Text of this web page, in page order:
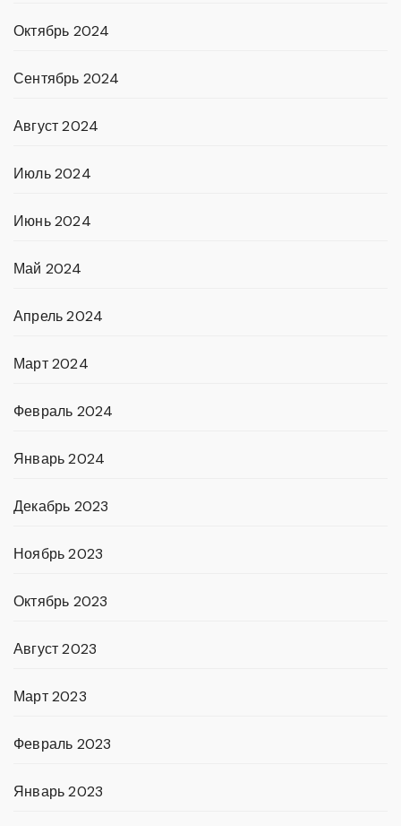
Октябрь 2024
Сентябрь 2024
Август 2024
Июль 2024
Июнь 2024
Май 2024
Апрель 2024
Март 2024
Февраль 2024
Январь 2024
Декабрь 2023
Ноябрь 2023
Октябрь 2023
Август 2023
Март 2023
Февраль 2023
Январь 2023